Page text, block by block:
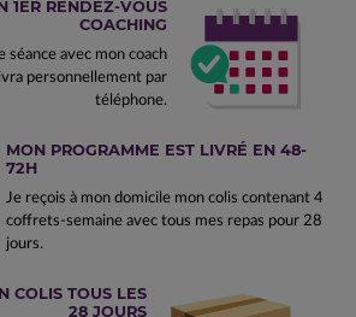
1ER RENDEZ-VOUS
COACHING
séance avec mon coach
personnellement par
téléphone.
MON PROGRAMME EST LIVRÉ EN 48-
72H
Je reçois à mon domicile mon colis contenant 4
coffrets-semaine avec tous mes repas pour 28
jours.
COLIS TOUS LES
28 JOURS